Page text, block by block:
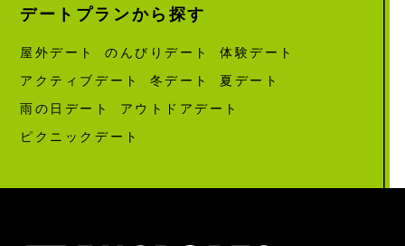
デートプランから探す
屋外デート のんびりデート
体験デート
アクティブデート
冬デート
夏デート
雨の日デート
アウトドアデート
ピクニックデート